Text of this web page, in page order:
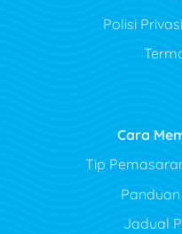
Polisi
Cara
Tip
Jadual